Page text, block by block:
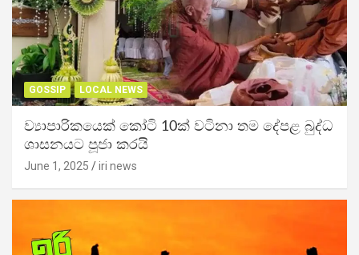
GOSSIP LOCAL NEWS
ව්‍යාපාරිකයෙක් කෝටි 10ක් වටිනා තම දේපළ බුද්ධ
ශාසනයට පූජා කරයි
June 1, 2025 iri news